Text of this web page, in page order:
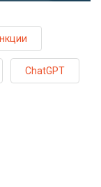
ChatGPT